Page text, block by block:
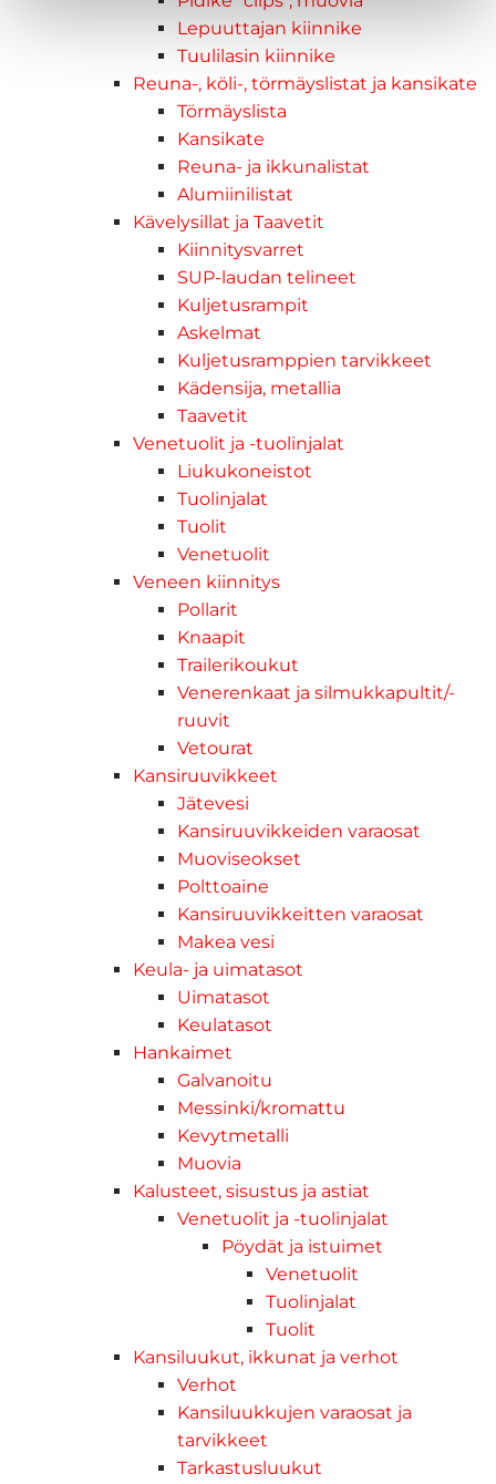
Lepuuttajan kiinnike
Tuulilasin kiinnike
Reuna-, köli-, törmäyslistat ja kansikate
Törmäyslista
Kansikate
Reuna- ja ikkunalistat
Alumiinilistat
Kävelysillat ja Taavetit
Kiinnitysvarret
SUP-laudan telineet
Kuljetusrampit
Askelmat
Kuljetusramppien tarvikkeet
Kädensija, metallia
Taavetit
Venetuolit ja -tuolinjalat
Liukukoneistot
Tuolinjalat
Tuolit
Venetuolit
Veneen kiinnitys
Pollarit
Knaapit
Trailerikoukut
Venerenkaat ja silmukkapultit/-
ruuvit
Vetourat
Kansiruuvikkeet
Jätevesi
Kansiruuvikkeiden varaosat
Muoviseokset
Polttoaine
Kansiruuvikkeitten varaosat
Makea vesi
Keula- ja uimatasot
Uimatasot
Keulatasot
Hankaimet
Galvanoitu
Messinki/kromattu
Kevytmetalli
Muovia
Kalusteet, sisustus ja astiat
Venetuolit ja -tuolinjalat
Pöydät ja istuimet
Venetuolit
Tuolinjalat
Tuolit
Kansiluukut, ikkunat ja verhot
Verhot
Kansiluukkujen varaosat ja
tarvikkeet
Tarkastusluukut